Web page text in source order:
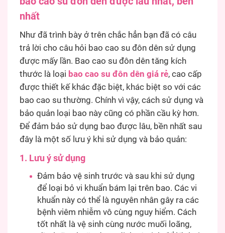
nhất
Như đã trình bày ở trên chắc hẳn bạn đã có câu
trả lời cho câu hỏi bao cao su đôn dên sử dụng
được mấy lần. Bao cao su đôn dên tăng kích
thước là loại bao cao su đôn dên giá rẻ, cao cấp
được thiết kế khác đặc biệt, khác biệt so với các
bao cao su thường. Chính vì vậy, cách sử dụng và
bảo quản loại bao này cũng có phần cầu kỳ hơn.
Để đảm bảo sử dụng bao được lâu, bền nhất sau
đây là một số lưu ý khi sử dụng và bảo quản:
1. Lưu ý sử dụng
Đảm bảo vệ sinh trước và sau khi sử dụng
để loại bỏ vi khuẩn bám lại trên bao. Các vi
khuẩn này có thể là nguyên nhân gây ra các
bệnh viêm nhiễm vô cùng nguy hiểm. Cách
tốt nhất là vệ sinh cùng nước muối loãng,